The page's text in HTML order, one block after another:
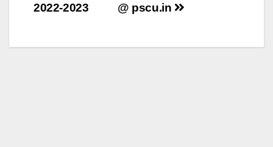
@ pscu.in
2022-2023